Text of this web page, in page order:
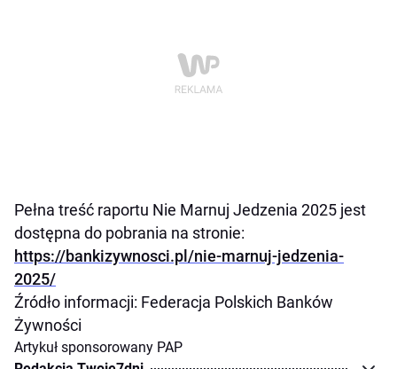
Pełna treść raportu Nie Marnuj Jedzenia 2025 jest
dostępna do pobrania na stronie:
https://bankizywnosci.pl/nie-marnuj-jedzenia-
2025/
Źródło informacji: Federacja Polskich Banków
Żywności
Artykuł sponsorowany PAP